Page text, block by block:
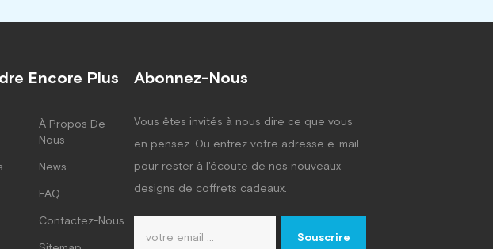
Encore Plus
À Propos De
Nous
News
FAQ
Contactez-Nous
Abonnez-Nous
Vous êtes invités à nous dire ce que vous
en pensez. Ou entrez votre adresse e-mail
pour rester à l'écoute de nos nouveaux
designs de coffrets cadeaux.
Souscrire